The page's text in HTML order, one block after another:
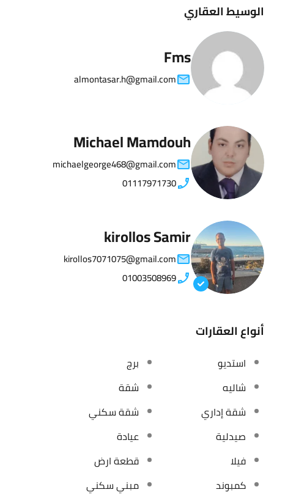
الوسيط العقاري
Fms
almontasar.h@gmail.com
Michael Mamdouh
michaelgeorge468@gmail.com
01117971730
kirollos Samir
kirollos7071075@gmail.com
01003508969
أنواع العقارات
استديو
برج
شاليه
شقة
شقة إداري
شقة سكني
صيدلية
عيادة
فيلا
قطعة ارض
كمبوند
مبني سكني